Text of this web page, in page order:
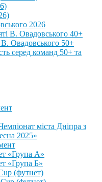
2026
В. Овадовського 40+
В. Овадовського 50+
серед команд 50+ та
міста Дніпра з
2025»
«Група А»
«Група Б»
(футнет)